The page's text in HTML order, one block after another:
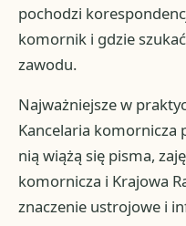
pochodzi
komornik i gdzie
zawodu.
Najważniejsze w
Kancelaria komornicza
nią wiążą się pisma,
komornicza i Krajowa
znaczenie ustrojowe i